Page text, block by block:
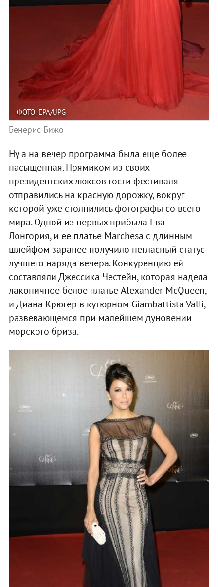
ФОТО: EPA/UPG
Бенерис Бижо
Ну а на вечер программа была еще более
насыщенная. Прямиком из своих
президентских люксов гости фестиваля
отправились на красную дорожку, вокруг
которой уже столпились фотографы со всего
мира. Одной из первых прибыла Ева
Лонгория, и ее платье Marchesa с длинным
шлейфом заранее получило негласный статус
лучшего наряда вечера. Конкуренцию ей
составляли Джессика Честейн, которая надела
лаконичное белое платье Alexander McQueen,
и Диана Крюгер в кутюрном Giambattista Valli,
развевающемся при малейшем дуновении
морского бриза.